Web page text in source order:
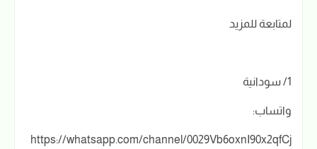
لمتابعة للمزيد
1/ سودانية
واتساب:
https://whatsapp.com/channel/0029Vb6oxnI90x2qfCj